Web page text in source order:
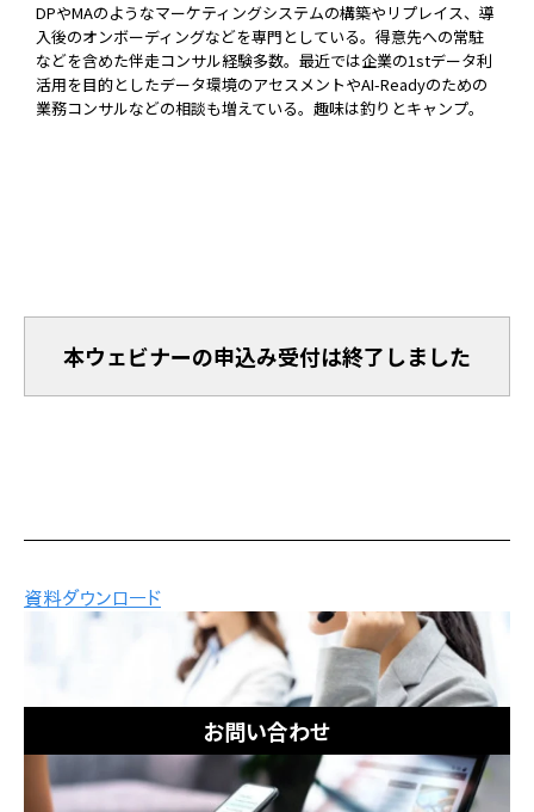
DPやMAのようなマーケティングシステムの構築やリプレイス、導
入後のオンボーディングなどを専門としている。得意先への常駐
などを含めた伴走コンサル経験多数。最近では企業の1stデータ利
活用を目的としたデータ環境のアセスメントやAI-Readyのための
業務コンサルなどの相談も増えている。趣味は釣りとキャンプ。
本ウェビナーの申込み受付は終了しました
お問い合わせ